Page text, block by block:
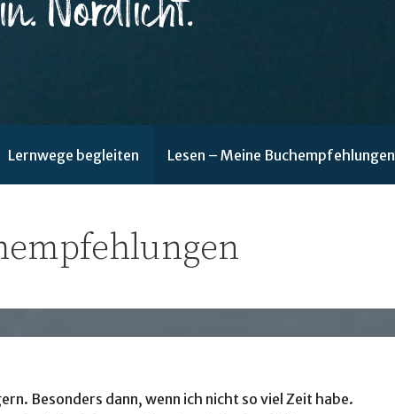
Lernwege begleiten Lesen – Meine Buchempfehlungen
Besonders dann, wenn ich nicht so viel Zeit habe.